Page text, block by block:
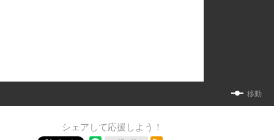
移動
シェアして応援しよう！